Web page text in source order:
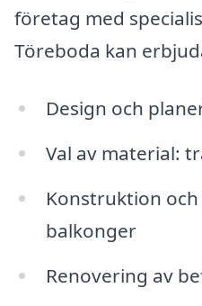
företag med
Töreboda kan
Design och
Val av material:
Konstruktion
balkonger
Renovering av